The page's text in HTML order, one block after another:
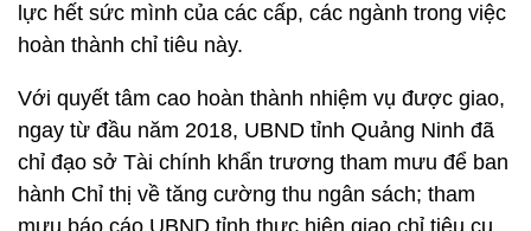
lực hết sức mình của các cấp, các ngành trong việc
hoàn thành chỉ tiêu này.
Với quyết tâm cao hoàn thành nhiệm vụ được giao,
ngay từ đầu năm 2018, UBND tỉnh Quảng Ninh đã
chỉ đạo sở Tài chính khẩn trương tham mưu để ban
hành Chỉ thị về tăng cường thu ngân sách; tham
mưu báo cáo UBND tỉnh thực hiện giao chỉ tiêu cụ